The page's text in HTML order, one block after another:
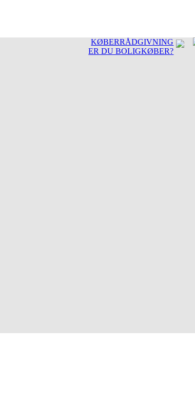
KØBERRÅDGIVNING
ER DU BOLIGKØBER?